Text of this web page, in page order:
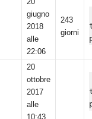
giugno
2018
alle
22:06
243
giorni
20
ottobre
2017
alle
10:43